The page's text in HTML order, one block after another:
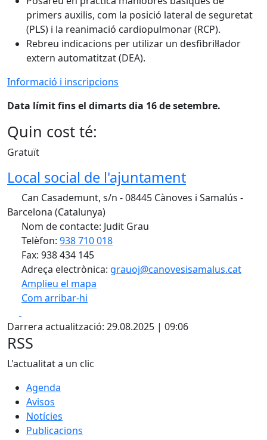
primers auxilis, com la posició lateral de seguretat
(PLS) i la reanimació cardiopulmonar (RCP).
Rebreu indicacions per utilizar un desfibril·lador
extern automatitzat (DEA).
Informació i inscripcions
Data límit fins el dimarts dia 16 de setembre.
Quin cost té:
Gratuït
Local social de l'ajuntament
Can Casademunt, s/n - 08445 Cànoves i Samalús -
Barcelona (Catalunya)
Nom de contacte: Judit Grau
Telèfon: 938 710 018
Fax: 938 434 145
Adreça electrònica: grauoj@canovesisamalus.cat
Amplieu el mapa
Com arribar-hi
+
−
Darrera actualització: 29.08.2025 | 09:06
RSS
L'actualitat a un clic
Agenda
Avisos
Notícies
Publicacions